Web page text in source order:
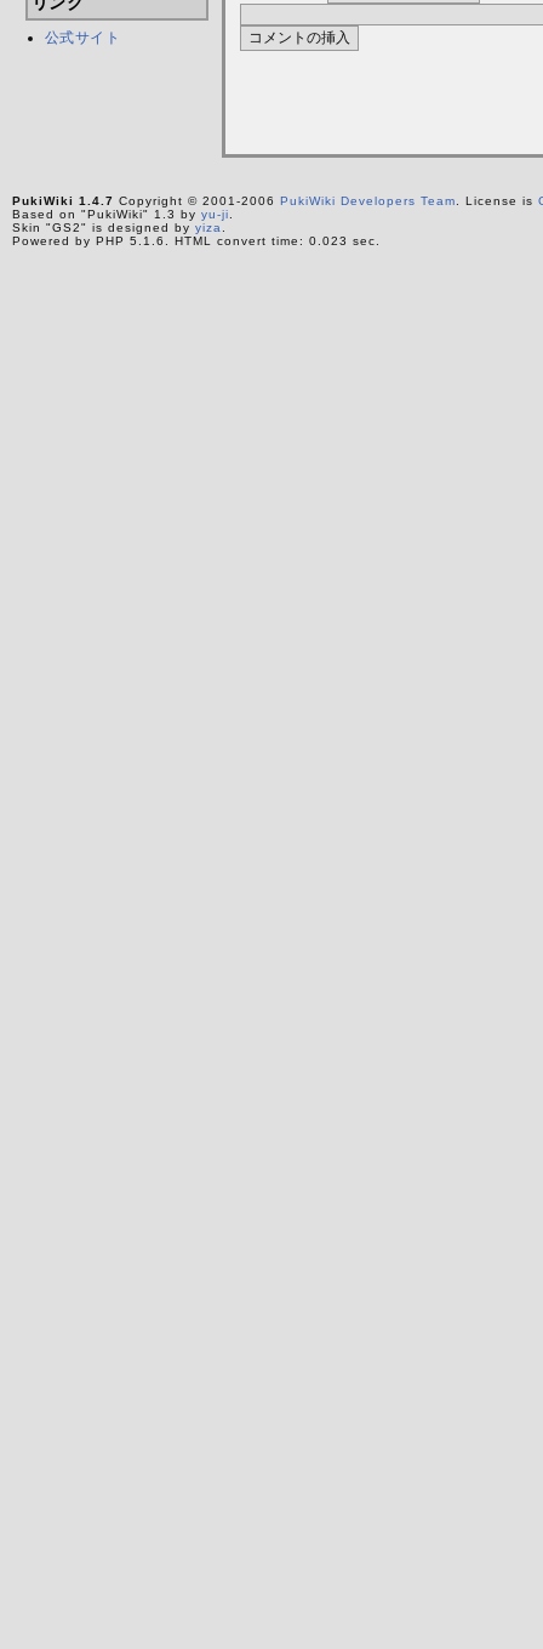
公式サイト
PukiWiki 1.4.7 Copyright © 2001-2006 PukiWiki Developers Team . License is
Based on "PukiWiki" 1.3 by yu-ji
Skin "GS2" is designed by yiza
Powered by PHP 5.1.6. HTML convert time: 0.023 sec.